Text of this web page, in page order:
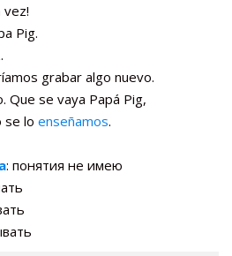
vez!
Pig.
grabar algo nuevo.
Que se vaya Papá Pig,
se lo enseñamos.
: понятия не имею